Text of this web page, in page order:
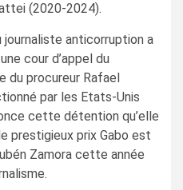
(2020-2024).
anticorruption a
cour d’appel du
du procureur Rafael
par les Etats-Unis
cette détention qu’elle
prestigieux prix Gabo est
Zamora cette année